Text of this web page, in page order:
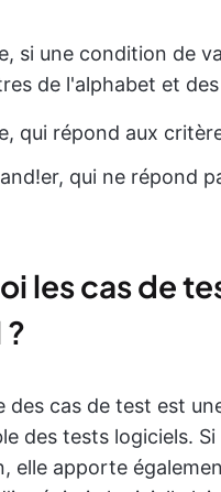
si une condition de
de l'alphabet et
qui répond aux
qui ne répond
les cas de
des cas de test est
des tests logiciels.
elle apporte